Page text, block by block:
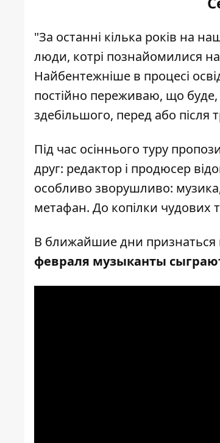
"За останні кілька років на
люди, котрі познайомилися
Найбентежніше в процесі
постійно переживаю, що буде,
здебільшого, перед або після
Під час осіннього туру
друг: редактор і продюсер
особливо зворушливо:
метафан. До копілки чудових
В ближайшие дни признаться
февраля музыканты